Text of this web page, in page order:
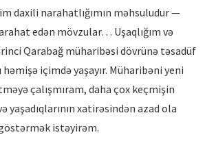
daxili narahatlığımın məhsuludur —
edən mövzular… Uşaqlığım və
Qarabağ müharibəsi dövrünə təsadüf
içimdə yaşayır. Müharibəni yeni
çalışmıram, daha çox keçmişin
yaşadıqlarının xatirəsindən azad ola
istəyirəm.